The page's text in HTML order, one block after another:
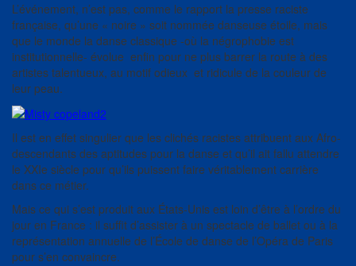
L’événement, n’est pas, comme le rapport la presse raciste
française, qu’une « noire » soit nommée danseuse étoile, mais
que le monde la danse classique -où la négrophobie est
institutionnelle- évolue enfin pour ne plus barrer la route à des
artistes talentueux, au motif odieux et ridicule de la couleur de
leur peau.
Il est en effet singulier que les clichés racistes attribuent aux Afro-
descendants des aptitudes pour la danse et qu’il ait fallu attendre
le XXIe siècle pour qu’ils puissent faire véritablement carrière
dans ce métier.
Mais ce qui s’est produit aux États-Unis est loin d’être à l’ordre du
jour en France : il suffit d’assister à un spectacle de ballet ou à la
représentation annuelle de l’École de danse de l’Opéra de Paris
pour s’en convaincre.